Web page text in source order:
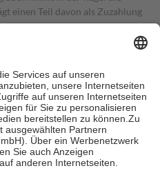
einen Teil davon als Zuzahlung
in Höhe von zehn
nie mehr als die tatsächlichen
auch für Online-Apotheken.
beträgt die
sowie zehn Euro je
für ihre eigene Gesundheit zu
der Familie zu unterstützen,